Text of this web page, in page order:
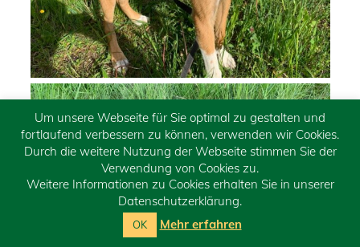
Um unsere Webseite für Sie optimal zu gestalten und
fortlaufend verbessern zu können, verwenden wir Cookies.
Durch die weitere Nutzung der Webseite stimmen Sie der
Verwendung von Cookies zu.
Weitere Informationen zu Cookies erhalten Sie in unserer
Datenschutzerklärung.
OK Mehr erfahren